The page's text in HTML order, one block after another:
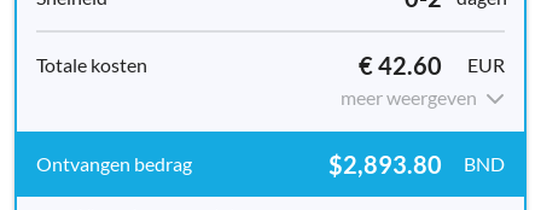
€ 42.60
EUR
meer weergeven
$2,893.80 BND